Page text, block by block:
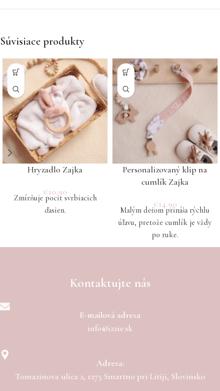
Súvisiace produkty
Hryzadlo Zajka
€10.90
Zmírňuje pocit svrbiacich
ďasien.
Personalizovaný klip na
cumlík Zajka
€14.90
Malým deťom prináša rýchlu
úľavu, pretože cumlík je vždy
po ruke.
Kontaktujte nás
E-mailová adresa
info@izzie.sk
Adresa:
Tomazinova ulica 2, 1275 Smartno pri Litiji, Slovinsko